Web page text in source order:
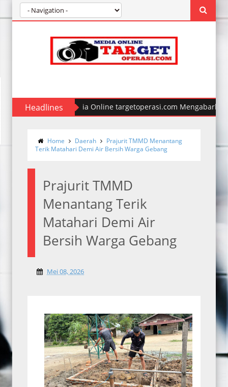
HeadlinesMedia Online targetoperasi.com Mengabarkan
Home Daerah
Prajurit TMMD Menantang
Terik Matahari Demi Air Bersih Warga Gebang
Prajurit TMMD
Menantang Terik
Matahari Demi Air
Bersih Warga Gebang
Mei 08, 2026